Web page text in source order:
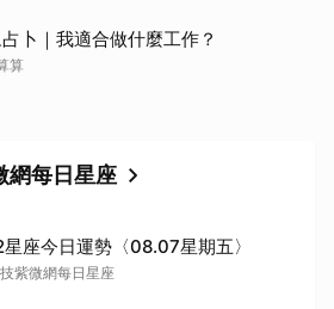
卜｜我適合做什麼工作？
算
網每日星座
星座今日運勢〈08.07星期五〉
紫微網每日星座